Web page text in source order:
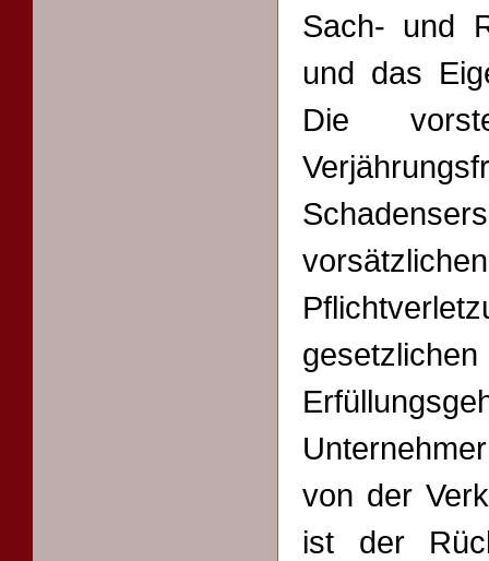
Sach- und
und das
Die
von der
ist der